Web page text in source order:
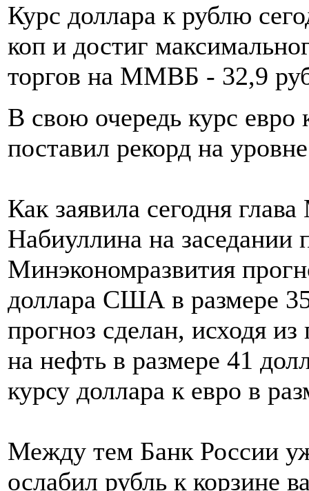
Курс доллара к рублю
коп и достиг
торгов на ММВБ - 32,9
В свою очередь курс
поставил рекорд на
Как заявила сегодня
Набиуллина на заседании
Минэкономразвития
доллара США в размере
прогноз сделан, исходя
на нефть в размере 41
курсу доллара к евро в
Между тем Банк России
ослабил рубль к корзине